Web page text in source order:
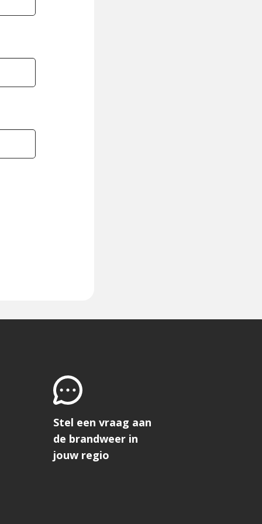
Stel een vraag aan
de brandweer in
jouw regio